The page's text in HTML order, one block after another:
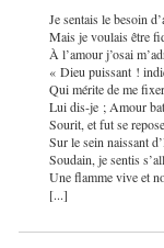
Je sentais le besoin
Mais je voulais être
À l’amour j’osai
« Dieu puissant !
Qui mérite de me
Lui dis-je ; Amour
Sourit, et fut se
Sur le sein naissant
Soudain, je sentis
Une flamme vive et
[...]